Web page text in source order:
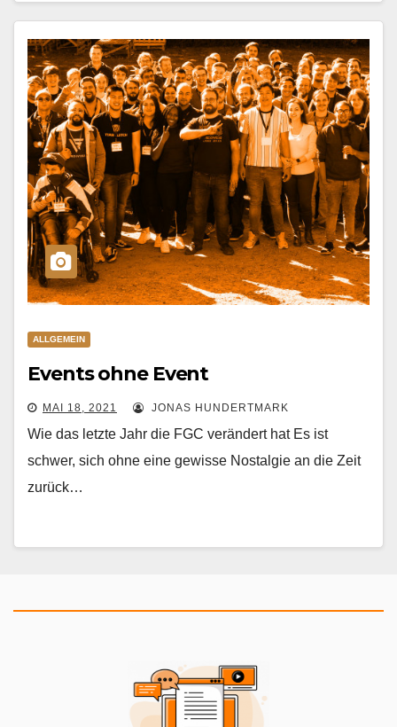
ALLGEMEIN
Events ohne Event
MAI 18, 2021 JONAS HUNDERTMARK
Wie das letzte Jahr die FGC verändert hat Es ist
schwer, sich ohne eine gewisse Nostalgie an die Zeit
zurück…